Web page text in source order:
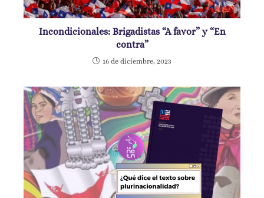
Incondicionales: Brigadistas “A favor” y “En
contra”
16 de diciembre, 2023